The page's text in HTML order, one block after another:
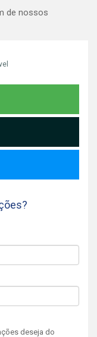
de nossos
deseja do